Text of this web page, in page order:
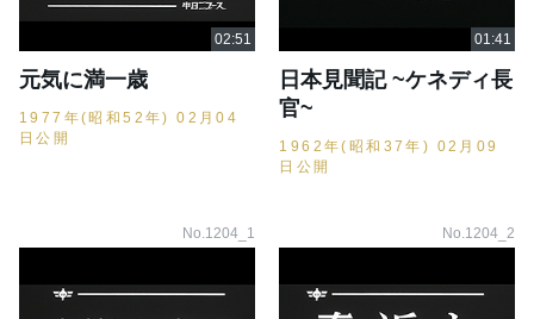
元気に満一歳
1977年(昭和52年) 02月04
日公開
日本見聞記 ~ケネディ長
官~
1962年(昭和37年) 02月09
日公開
No.1204_1 No.1204_2